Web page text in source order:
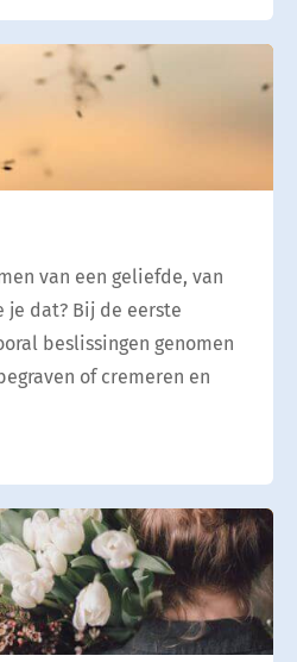
van een geliefde, van
je dat? Bij de eerste
beslissingen genomen
of cremeren en